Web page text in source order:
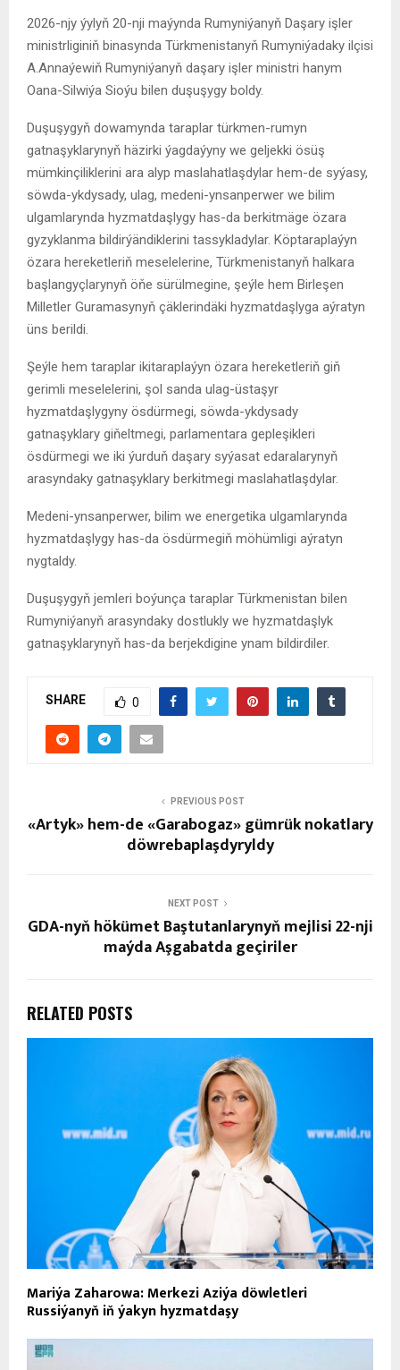
2026-njy ýylyň 20-nji maýynda Rumyniýanyň Daşary işler
ministrliginiň binasynda Türkmenistanyň Rumyniýadaky ilçisi
A.Annaýewiň Rumyniýanyň daşary işler ministri hanym
Oana-Silwiýa Sioýu bilen duşuşygy boldy.
Duşuşygyň dowamynda taraplar türkmen-rumyn
gatnaşyklarynyň häzirki ýagdaýyny we geljekki ösüş
mümkinçiliklerini ara alyp maslahatlaşdylar hem-de syýasy,
söwda-ykdysady, ulag, medeni-ynsanperwer we bilim
ulgamlarynda hyzmatdaşlygy has-da berkitmäge özara
gyzyklanma bildirýändiklerini tassykladylar. Köptaraplaýyn
özara hereketleriň meselelerine, Türkmenistanyň halkara
başlangyçlarynyň öňe sürülmegine, şeýle hem Birleşen
Milletler Guramasynyň çäklerindäki hyzmatdaşlyga aýratyn
üns berildi.
Şeýle hem taraplar ikitaraplaýyn özara hereketleriň giň
gerimli meselelerini, şol sanda ulag-üstaşyr
hyzmatdaşlygyny ösdürmegi, söwda-ykdysady
gatnaşyklary giňeltmegi, parlamentara gepleşikleri
ösdürmegi we iki ýurduň daşary syýasat edaralarynyň
arasyndaky gatnaşyklary berkitmegi maslahatlaşdylar.
Medeni-ynsanperwer, bilim we energetika ulgamlarynda
hyzmatdaşlygy has-da ösdürmegiň möhümligi aýratyn
nygtaldy.
Duşuşygyň jemleri boýunça taraplar Türkmenistan bilen
Rumyniýanyň arasyndaky dostlukly we hyzmatdaşlyk
gatnaşyklarynyň has-da berjekdigine ynam bildirdiler.
SHARE 0
PREVIOUS POST
«Artyk» hem-de «Garabogaz» gümrük nokatlary
döwrebaplaşdyryldy
NEXT POST
GDA-nyň hökümet Baştutanlarynyň mejlisi 22-nji
maýda Aşgabatda geçiriler
RELATED POSTS
Mariýa Zaharowa: Merkezi Aziýa döwletleri
Russiýanyň iň ýakyn hyzmatdaşy